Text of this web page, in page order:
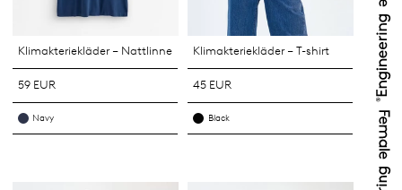
Klimakteriekläder – Nattlinne
59 EUR
Navy
Klimakteriekläder – T-shirt
45 EUR
Black